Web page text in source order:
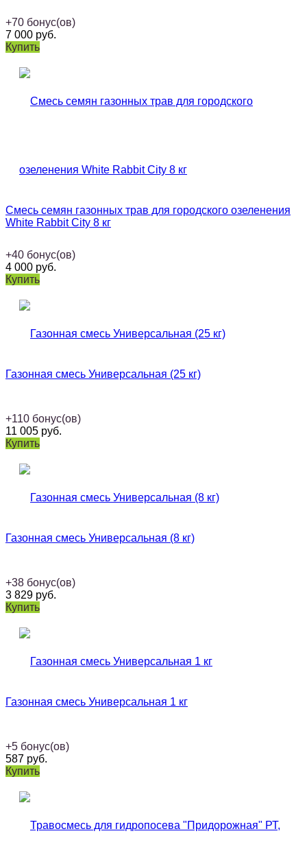
+70 бонус(ов)
7 000 руб.
Купить
Смесь семян газонных трав для городского озеленения
White Rabbit City 8 кг
+40 бонус(ов)
4 000 руб.
Купить
Газонная смесь Универсальная (25 кг)
+110 бонус(ов)
11 005 руб.
Купить
Газонная смесь Универсальная (8 кг)
+38 бонус(ов)
3 829 руб.
Купить
Газонная смесь Универсальная 1 кг
+5 бонус(ов)
587 руб.
Купить